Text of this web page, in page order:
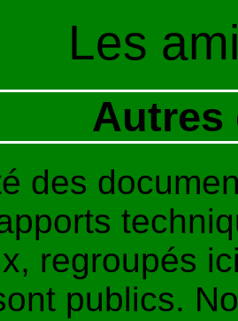
Les
Autres
des
regroupés
publics.